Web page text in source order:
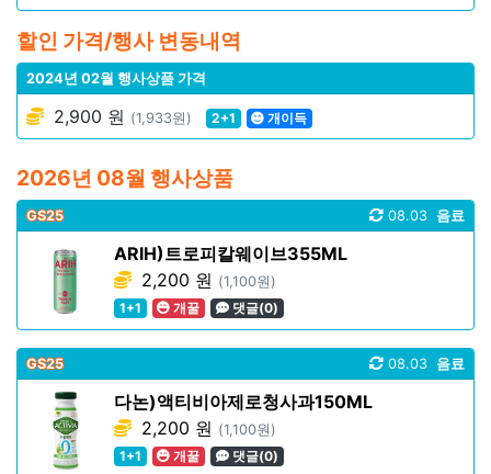
할인 가격/행사 변동내역
2024년 02월 행사상품 가격
2,900 원 (1,933원) 2+1 개이득
2026년 08월 행사상품
GS25 음료
08.03
ARIH)트로피칼웨이브355ML
2,200 원 (1,100원)
1+1
개꿀 댓글(0)
GS25 음료
08.03
다논)액티비아제로청사과150ML
2,200 원 (1,100원)
1+1
개꿀 댓글(0)